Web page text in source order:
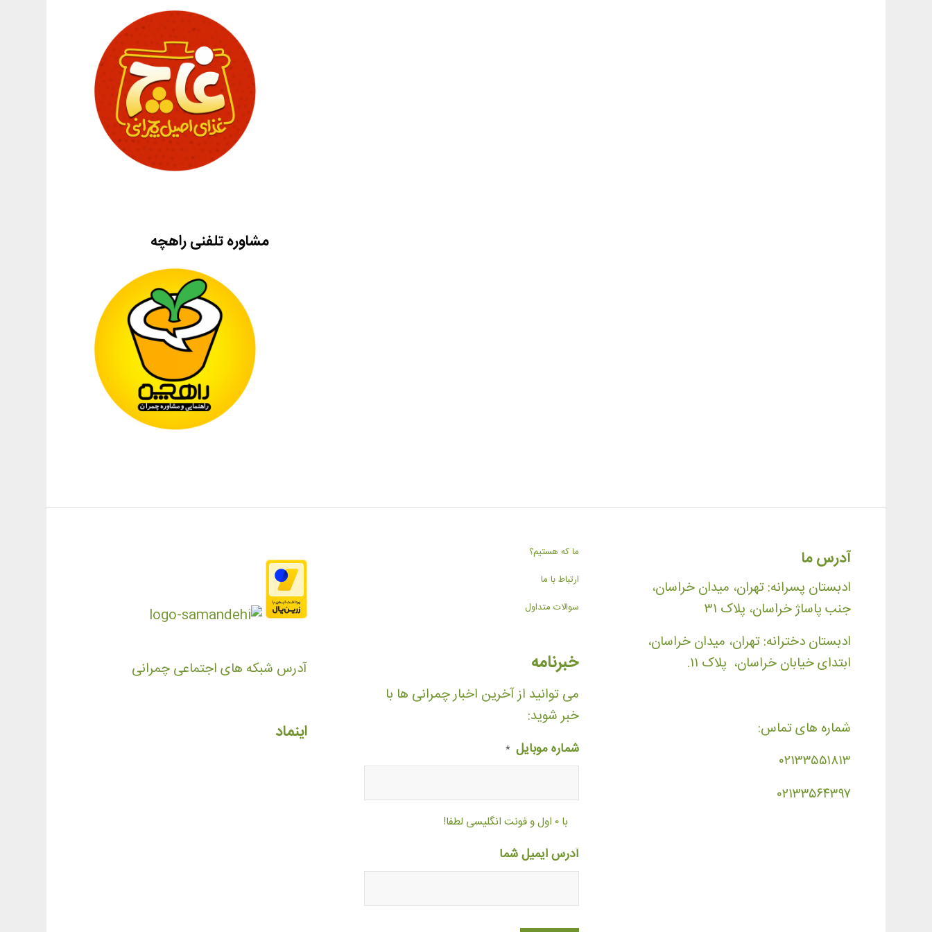
مشاوره تلفنی راهچه
آدرس ما
ادبستان پسرانه: تهران، میدان خراسان،
جنب پاساژ خراسان، پلاک ۳۱
ادبستان دخترانه: تهران، میدان خراسان،
ابتدای خیابان خراسان، پلاک ۱۱.
شماره های تماس:
۰۲۱۳۳۵۵۱۸۱۳
۰۲۱۳۳۵۶۴۳۹۷
ما که هستیم؟
ارتباط با ما
سوالات متداول
خبرنامه
می توانید از آخرین اخبار چمرانی ها با
خبر شوید:
شماره موبایل *
با ۰ اول و فونت انگلیسی لطفا!
آدرس ایمیل شما
آدرس شبکه های اجتماعی چمرانی
اینماد